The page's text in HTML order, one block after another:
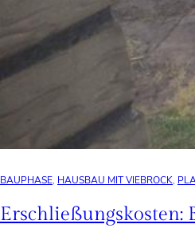
BAUPHASE, HAUSBAU MIT VIEBROCK,
Erschließungskosten: